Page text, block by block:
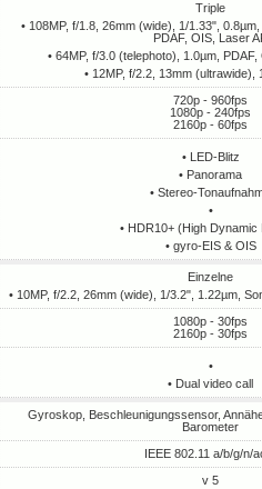
Triple
• 108MP, f/1.8, 26mm (wide), 1/1.33",
PDAF, OIS, Laser
• 64MP, f/3.0 (telephoto), 1.0µm,
• 12MP, f/2.2, 13mm (ultrawide),
720p - 960fps
1080p - 240fps
2160p - 60fps
• LED-Blitz
• Panorama
• Stereo-
•
• HDR10+ (High Dynamic
• gyro-EIS & OIS
Einzelne
• 10MP, f/2.2, 26mm (wide), 1/3.2", 1.22µm,
1080p - 30fps
2160p - 30fps
•
• Dual video call
Gyroskop, Beschleunigungssensor,
Barometer
IEEE 802.11 a/b/g/n/
v 5